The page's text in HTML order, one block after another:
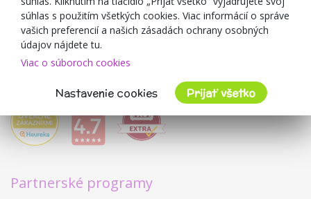
Obchodné podmienky
Ochrana osobných údajov GDPR
Kontakty
Spolupracujeme
Partnerské programy
súhlas s použitím všetkých cookies. Viac informácií o správe
vašich preferencií a našich zásadách ochrany osobných
údajov nájdete tu.
Viac o súboroch cookies
Nastavenie cookies Prijať všetko